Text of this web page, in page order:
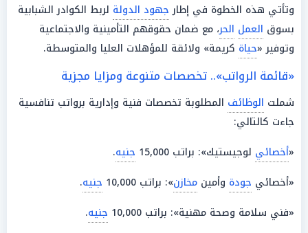
وتأتي هذه الخطوة في إطارجهود الدولة لربط الكوادر الشبابية
بسوق العمل الحر، مع ضمان حقوقهم التأمينية والاجتماعية
وتوفير «حياة كريمة» ولائقة للمؤهلات العليا والمتوسطة.
«قائمة الرواتب».. تخصصات متنوعة ومزايا مجزية
شملت الوظائف المطلوبة تخصصات فنية وإدارية برواتب تنافسية
جاءت كالتالي:
«أخصائي لوجيستيك»: براتب 15,000 جنيه.
«أخصائي جودة وأمين مخازن»: براتب 10,000 جنيه.
«فني سلامة وصحة مهنية»: براتب 10,000
جنيه.